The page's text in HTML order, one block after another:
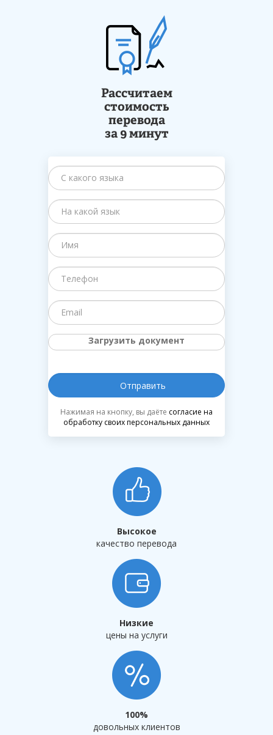
Рассчитаем
стоимость
перевода
за 9 минут
Загрузить документ
Нажимая на кнопку, вы даёте согласие на
обработку своих персональных данных
Высокое
качество перевода
Низкие
цены на услуги
100%
довольных клиентов